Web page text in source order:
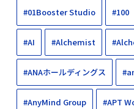
#01Booster Studio #100
#AI #Alchemist
#ANAホールディングス
#AnyMind Group #APT